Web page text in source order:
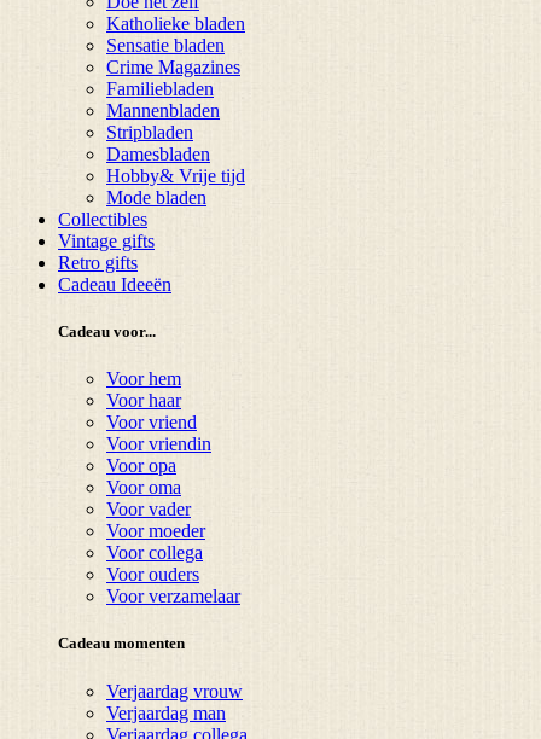
Katholieke bladen
Sensatie bladen
Crime Magazines
Familiebladen
Mannenbladen
Stripbladen
Damesbladen
Hobby& Vrije tijd
Mode bladen
Collectibles
Vintage gifts
Retro gifts
Cadeau Ideeën
Cadeau voor...
Voor hem
Voor haar
Voor vriend
Voor vriendin
Voor opa
Voor oma
Voor vader
Voor moeder
Voor collega
Voor ouders
Voor verzamelaar
Cadeau momenten
Verjaardag vrouw
Verjaardag man
Verjaardag collega